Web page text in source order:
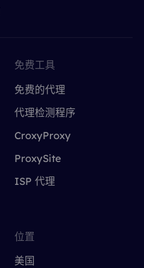
免费工具
免费的代理
代理检测程序
CroxyProxy
ProxySite
ISP 代理
位置
美国